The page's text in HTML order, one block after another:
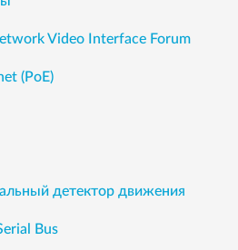
Video Interface Forum
(PoE)
детектор движения
Bus